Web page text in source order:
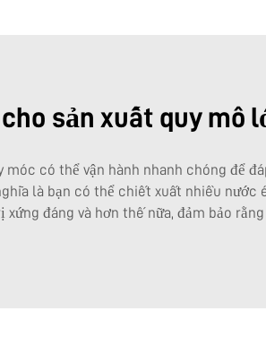
sản xuất quy mô
móc có thể vận hành nhanh chóng để
là bạn có thể chiết xuất nhiều nước
đáng và hơn thế nữa, đảm bảo